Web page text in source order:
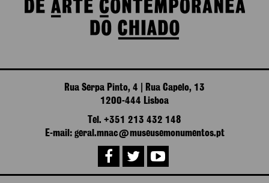
Rua Serpa Pinto, 4 | Rua Capelo, 13
1200-444 Lisboa
Tel. +351 213 432 148
E-mail: geral.mnac@museusemonumentos.pt